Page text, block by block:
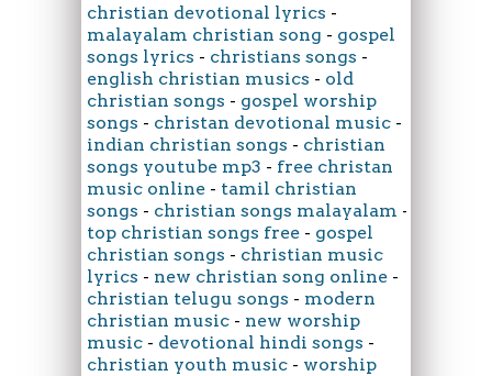
christian devotional lyrics -
malayalam christian song - gospel
songs lyrics - christians songs -
english christian musics - old
christian songs - gospel worship
songs - christan devotional music -
indian christian songs - christian
songs youtube mp3 - free christan
music online - tamil christian
songs - christian songs malayalam -
top christian songs free - gospel
christian songs - christian music
lyrics - new christian song online -
christian telugu songs - modern
christian music - new worship
music - devotional hindi songs -
christian youth music - worship